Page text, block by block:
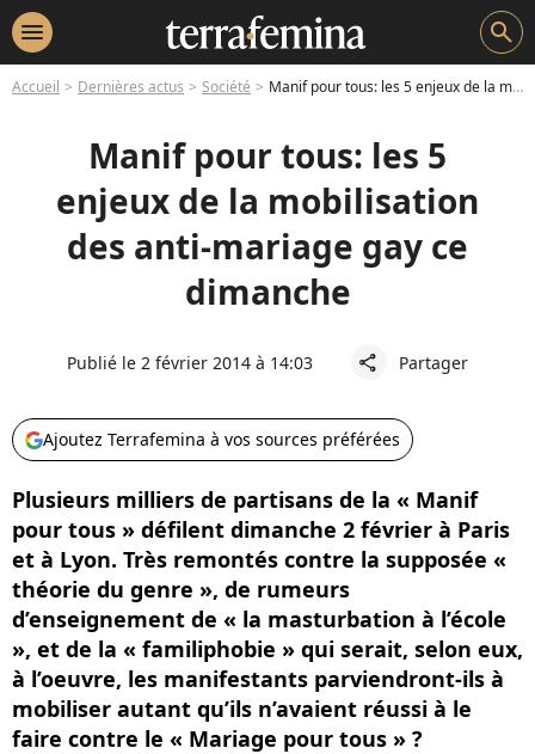
menu search
Accueil Dernières actus Société Manif pour tous: les 5 enjeux de la mobilisation des anti-mariage gay ce dimanche
Manif pour tous: les 5
enjeux de la mobilisation
des anti-mariage gay ce
dimanche
Publié le 2 février 2014 à 14:03 share Partager
Ajoutez Terrafemina à vos sources préférées
Plusieurs milliers de partisans de la « Manif
pour tous » défilent dimanche 2 février à Paris
et à Lyon. Très remontés contre la supposée «
théorie du genre », de rumeurs
d’enseignement de « la masturbation à l’école
», et de la « familiphobie » qui serait, selon eux,
à l’oeuvre, les manifestants parviendront-ils à
mobiliser autant qu’ils n’avaient réussi à le
faire contre le « Mariage pour tous » ?